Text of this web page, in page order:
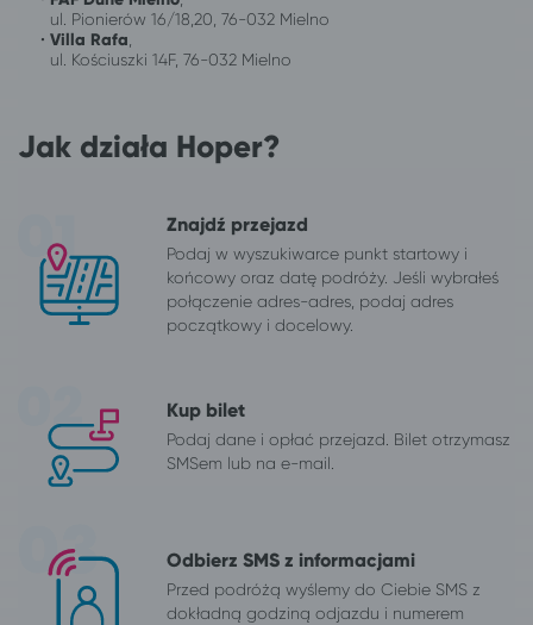
ul. Pionierów 16/18,20, 76-032 Mielno
• Villa Rafa
ul. Kościuszki 14F, 76-032 Mielno
Jak działa Hoper?
Znajdź przejazd
Podaj w wyszukiwarce punkt startowy i
końcowy oraz datę podróży. Jeśli wybrałeś
połączenie adres-adres, podaj adres
początkowy i docelowy.
Kup bilet
Podaj dane i opłać przejazd. Bilet otrzymasz
SMSem lub na e-mail.
Odbierz SMS z informacjami
Przed podróżą wyślemy do Ciebie SMS z
dokładną godziną odjazdu i numerem